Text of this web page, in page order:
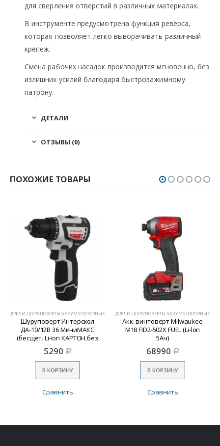
для сверления отверстий в различных материалах.
В инструменте предусмотрена функция реверса,
которая позволяет легко выворачивать различный
крепеж.
Смена рабочих насадок производится мгновенно, без
излишних усилий благодаря быстрозажимному
патрону.
ДЕТАЛИ
ОТЗЫВЫ (0)
ПОХОЖИЕ ТОВАРЫ
ДРЕЛИ-ШУРУПОВЕРТЫ АККУМУЛЯТОРНЫЕ
Шуруповерт Интерскол
ДА-10/12В 36 МиниМАКС
(бесщет. Li-ion КАРТОН,без
аккум и ЗУ)
5290 Р
В КОРЗИНУ
Сравнить
ДРЕЛИ-ШУРУПОВЕРТЫ АККУМУЛЯТОРНЫЕ
Акк. винтоверт Milwaukee
M18 FID2-502X FUEL (Li-lon
5Ач)
68990 Р
В КОРЗИНУ
Сравнить